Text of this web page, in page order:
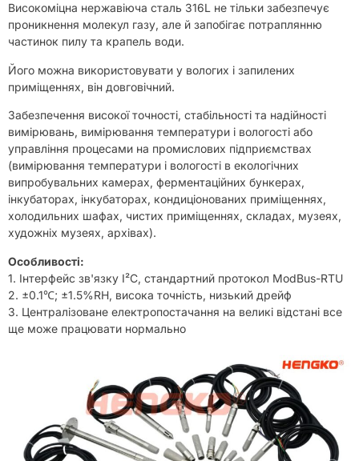
Високоміцна нержавіюча сталь 316L не тільки забезпечує
проникнення молекул газу, але й запобігає потраплянню
частинок пилу та крапель води.
Його можна використовувати у вологих і запилених
приміщеннях, він довговічний.
Забезпечення високої точності, стабільності та надійності
вимірювань, вимірювання температури і вологості або
управління процесами на промислових підприємствах
(вимірювання температури і вологості в екологічних
випробувальних камерах, ферментаційних бункерах,
інкубаторах, інкубаторах, кондиціонованих приміщеннях,
холодильних шафах, чистих приміщеннях, складах, музеях,
художніх музеях, архівах).
Особливості:
1. Інтерфейс зв'язку I²C, стандартний протокол ModBus-RTU
2. ±0.1℃; ±1.5%RH, висока точність, низький дрейф
3. Централізоване електропостачання на великі відстані все
ще може працювати нормально